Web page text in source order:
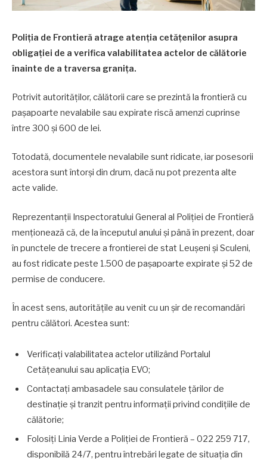
Poliția de Frontieră atrage atenția cetățenilor asupra
obligației de a verifica valabilitatea actelor de călătorie
înainte de a traversa granița.
Potrivit autorităților, călătorii care se prezintă la frontieră cu
pașapoarte nevalabile sau expirate riscă amenzi cuprinse
între 300 și 600 de lei.
Totodată, documentele nevalabile sunt ridicate, iar posesorii
acestora sunt întorși din drum, dacă nu pot prezenta alte
acte valide.
Reprezentanții Inspectoratului General al Poliției de Frontieră
menționează că, de la începutul anului și până în prezent, doar
în punctele de trecere a frontierei de stat Leușeni și Sculeni,
au fost ridicate peste 1.500 de pașapoarte expirate și 52 de
permise de conducere.
În acest sens, autoritățile au venit cu un șir de recomandări
pentru călători. Acestea sunt:
Verificați valabilitatea actelor utilizând Portalul
Cetățeanului sau aplicația EVO;
Contactați ambasadele sau consulatele țărilor de
destinație și tranzit pentru informații privind condițiile de
călătorie;
Folosiți Linia Verde a Poliției de Frontieră – 022 259 717,
disponibilă 24/7, pentru întrebări legate de situația din